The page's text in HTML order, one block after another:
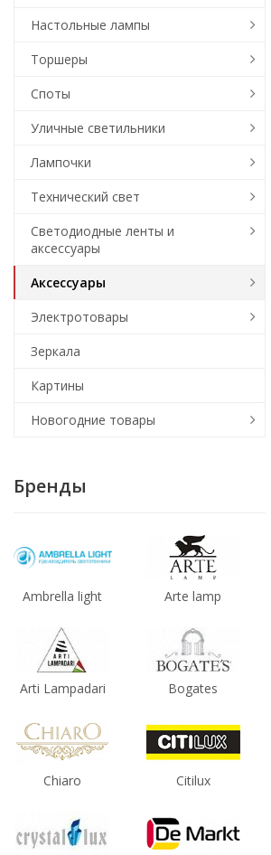
Настольные лампы
Торшеры
Споты
Уличные светильники
Лампочки
Технический свет
Светодиодные ленты и
аксессуары
Аксессуары
Электротовары
Зеркала
Картины
Новогодние товары
Бренды
Ambrella light Arte lamp
Arti Lampadari Bogates
Chiaro Citilux